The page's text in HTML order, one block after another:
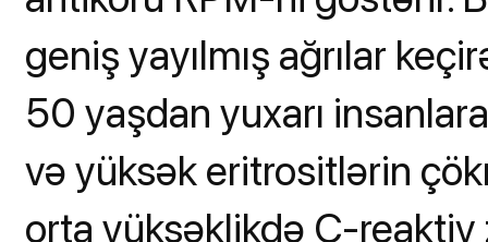
geniş yayılmış ağrılar
50 yaşdan yuxarı
və yüksək eritrositlərin
orta yüksəklikdə C-reaktiv